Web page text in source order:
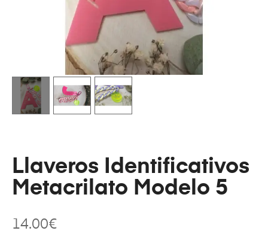
Llaveros Identificativos
Metacrilato Modelo 5
14.00€